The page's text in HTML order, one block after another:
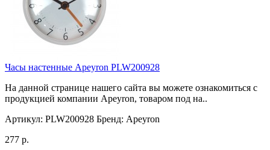
Часы настенные Apeyron PLW200928
На данной странице нашего сайта вы можете ознакомиться с
продукцией компании Apeyron, товаром под на..
Артикул: PLW200928 Бренд: Apeyron
277 р.